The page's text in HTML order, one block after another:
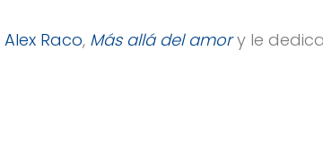
Alex Raco, Más allá del amor y le